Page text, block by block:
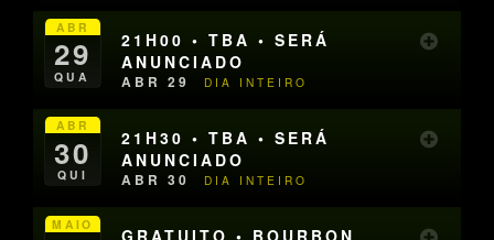
ABR
29
QUA
21H00 • TBA • SERÁ
ANUNCIADO
ABR 29 DIA INTEIRO
ABR
30
QUI
21H30 • TBA • SERÁ
ANUNCIADO
ABR 30 DIA INTEIRO
MAIO